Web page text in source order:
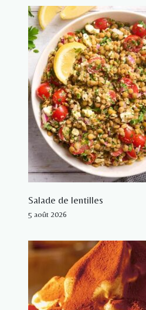
Salade de lentilles
5 août 2026